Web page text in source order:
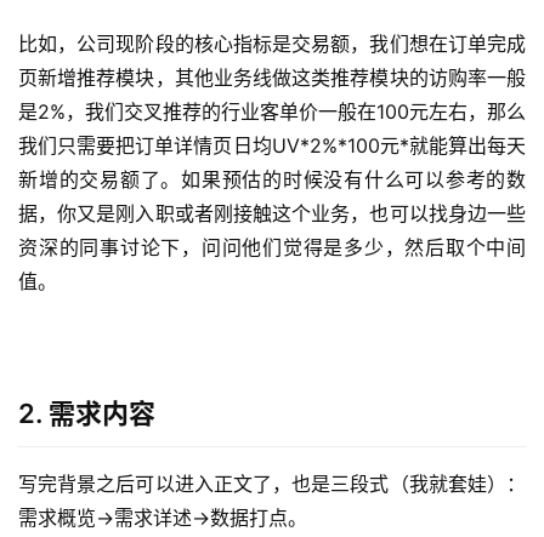
比如，公司现阶段的核心指标是交易额，我们想在订单完成
页新增推荐模块，其他业务线做这类推荐模块的访购率一般
是2%，我们交叉推荐的行业客单价一般在100元左右，那么
我们只需要把订单详情页日均UV*2%*100元*就能算出每天
新增的交易额了。如果预估的时候没有什么可以参考的数
据，你又是刚入职或者刚接触这个业务，也可以找身边一些
资深的同事讨论下，问问他们觉得是多少，然后取个中间
值。
2. 需求内容
写完背景之后可以进入正文了，也是三段式（我就套娃）：
需求概览->需求详述->数据打点。